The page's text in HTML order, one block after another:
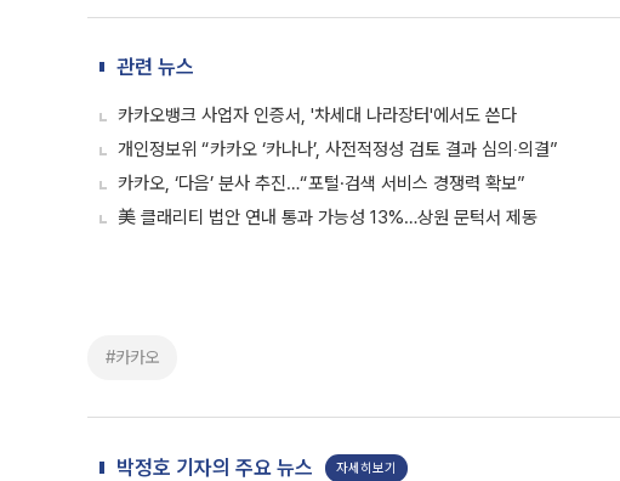
관련 뉴스
카카오뱅크 사업자 인증서, '차세대 나라장터'에서도 쓴다
개인정보위 “카카오 ‘카나나’, 사전적정성 검토 결과 심의‧의결”
카카오, ‘다음’ 분사 추진…“포털·검색 서비스 경쟁력 확보”
美 클래리티 법안 연내 통과 가능성 13%…상원 문턱서 제동
#카카오
박정호 기자의 주요 뉴스 자세히보기